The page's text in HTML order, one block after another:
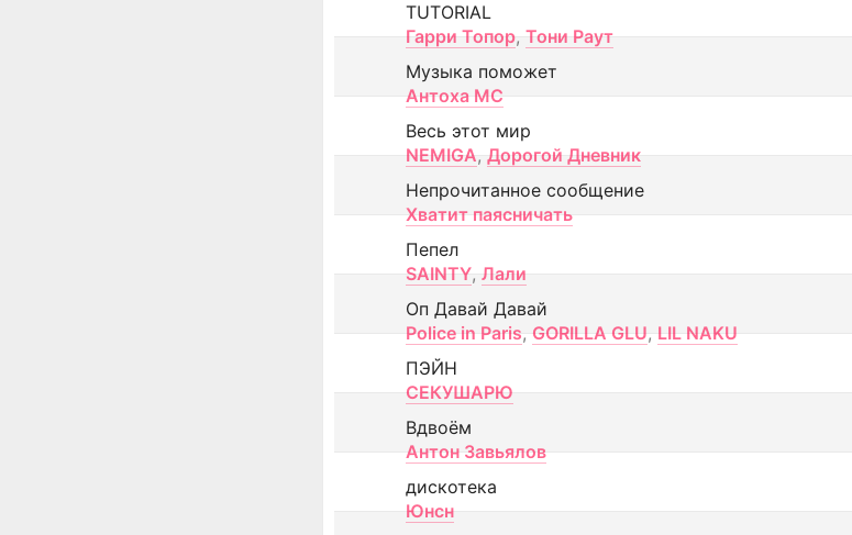
TUTORIAL
Гарри Топор, Тони Раут
Музыка поможет
Антоха МС
Весь этот мир
NEMIGA, Дорогой Дневник
Непрочитанное сообщение
Хватит паясничать
Пепел
SAINTY, Лали
Оп Давай Давай
Police in Paris, GORILLA GLU, LIL NAKU
ПЭЙН
СЕКУШАРЮ
Вдвоём
Антон Завьялов
дискотека
Юнсн